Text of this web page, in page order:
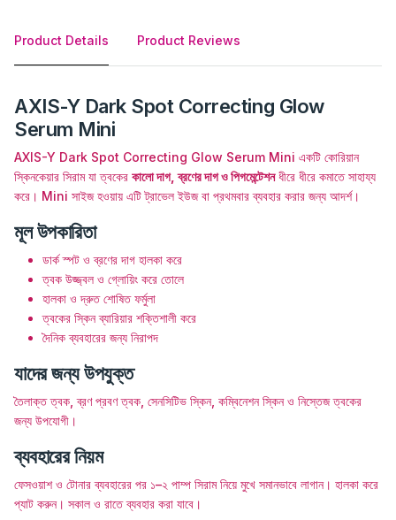
Product Details Product Reviews
AXIS-Y Dark Spot Correcting Glow
Serum Mini
AXIS-Y Dark Spot Correcting Glow Serum Mini একটি কোরিয়ান
স্কিনকেয়ার সিরাম যা ত্বকের কালো দাগ, ব্রণের দাগ ও পিগমেন্টেশনধীরে ধীরে কমাতে সাহায্য
করে। Mini সাইজ হওয়ায় এটি ট্রাভেল ইউজ বা প্রথমবার ব্যবহার করার জন্য আদর্শ।
মূল উপকারিতা
ডার্ক স্পট ও ব্রণের দাগ হালকা করে
ত্বক উজ্জ্বল ও গ্লোয়িং করে তোলে
হালকা ও দ্রুত শোষিত ফর্মুলা
ত্বকের স্কিন ব্যারিয়ার শক্তিশালী করে
দৈনিক ব্যবহারের জন্য নিরাপদ
যাদের জন্য উপযুক্ত
তৈলাক্ত ত্বক, ব্রণ প্রবণ ত্বক, সেনসিটিভ স্কিন, কম্বিনেশন স্কিন ও নিস্তেজ ত্বকের
জন্য উপযোগী।
ব্যবহারের নিয়ম
ফেসওয়াশ ও টোনার ব্যবহারের পর ১–২ পাম্প সিরাম নিয়ে মুখে সমানভাবে লাগান। হালকা করে
প্যাট করুন। সকাল ও রাতে ব্যবহার করা যাবে।